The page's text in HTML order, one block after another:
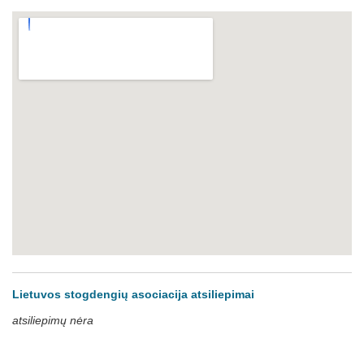
Lietuvos stogdengių asociacija atsiliepimai
atsiliepimų nėra